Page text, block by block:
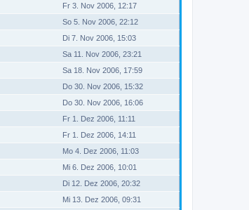
Fr 3. Nov 2006, 12:17
So 5. Nov 2006, 22:12
Di 7. Nov 2006, 15:03
Sa 11. Nov 2006, 23:21
Sa 18. Nov 2006, 17:59
Do 30. Nov 2006, 15:32
Do 30. Nov 2006, 16:06
Fr 1. Dez 2006, 11:11
Fr 1. Dez 2006, 14:11
Mo 4. Dez 2006, 11:03
Mi 6. Dez 2006, 10:01
Di 12. Dez 2006, 20:32
Mi 13. Dez 2006, 09:31